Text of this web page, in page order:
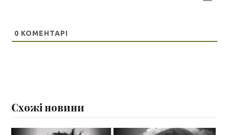
0 КОМЕНТАРІ
Схожі новини